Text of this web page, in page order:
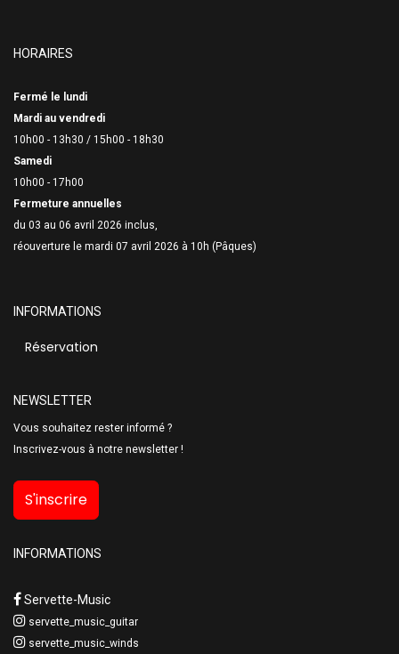
HORAIRES
Fermé le lundi
Mardi au vendredi
10h00 - 13h30 / 15h00 - 18h30
Samedi
10h00 - 17h00
Fermeture annuelles
du 03 au 06 avril 2026 inclus,
réouverture le mardi 07 avril 2026 à 10h (Pâques)
INFORMATIONS
Réservation
NEWSLETTER
Vous souhaitez rester informé ?
Inscrivez-vous à notre newsletter !
S'inscrire
INFORMATIONS
Servette-Music
servette_music_guitar
servette_music_winds